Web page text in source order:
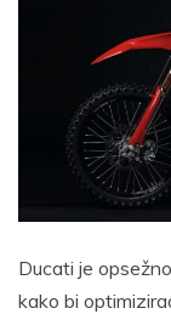
Ducati je
kako bi